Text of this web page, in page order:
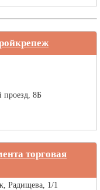
проезд, 8Б
торговая
Радищева, 1/1